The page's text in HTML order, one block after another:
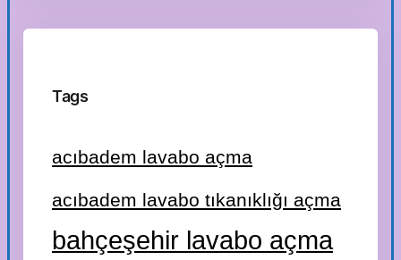
Tags
acıbadem lavabo açma
acıbadem lavabo tıkanıklığı açma
bahçeşehir lavabo açma